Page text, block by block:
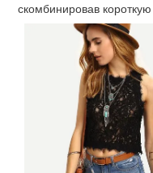
скомбинировав